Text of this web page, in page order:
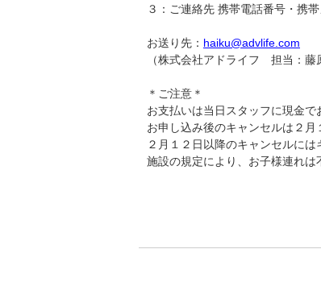
３：ご連絡先 携帯電話番号・携
お送り先： haiku@advlife.com
（株式会社アドライフ 担当：藤
＊ご注意＊
お支払いは当日スタッフに現金で
お申し込み後のキャンセルは２月
２月１２日以降のキャンセルに
施設の規定により、お子様連れは